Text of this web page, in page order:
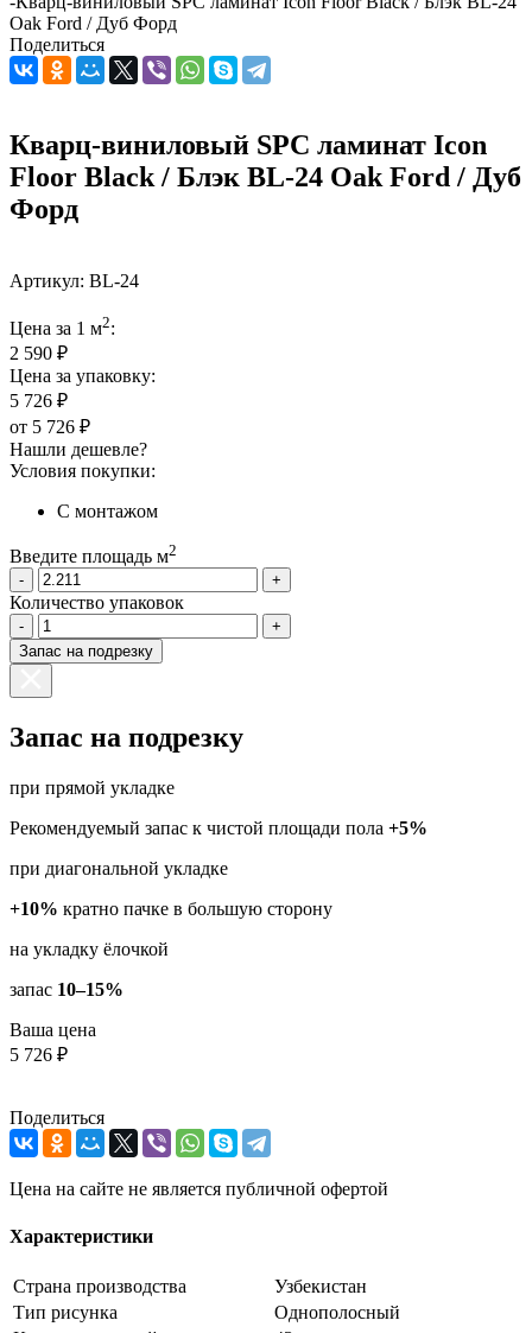
Oak Ford / Дуб Форд
Поделиться
Кварц-виниловый SPC ламинат Icon
Floor Black / Блэк BL-24 Oak Ford / Дуб
Форд
Артикул: BL-24
Цена за 1 м2:
2 590 ₽
Цена за упаковку:
5 726 ₽
от 5 726 ₽
Нашли дешевле?
Условия покупки:
С монтажом
Введите площадь м2
-
+
Количество упаковок
-
+
Запас на подрезку
Запас на подрезку
при прямой укладке
Рекомендуемый запас к чистой площади пола +5%
при диагональной укладке
+10% кратно пачке в большую сторону
на укладку ёлочкой
запас 10–15%
Ваша цена
5 726 ₽
Поделиться
Цена на сайте не является публичной офертой
Характеристики
Страна производства
Узбекистан
Тип рисунка
Однополосный